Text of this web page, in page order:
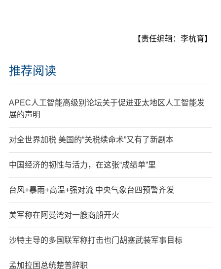
【责任编辑：李杭育】
推荐阅读
APEC人工智能高级别论坛关于促进亚太地区人工智能发
展的声明
对全世界加税 美国的“关税续命术”又有了新剧本
中国经济的韧性与活力，在这张“成绩单”里
台风+暴雨+高温+强对流 中央气象台四预警齐发
美军称在阿曼湾对一艘商船开火
沙特主导的多国联军称打击也门胡塞武装军事目标
孟加拉国总统楚普辞职